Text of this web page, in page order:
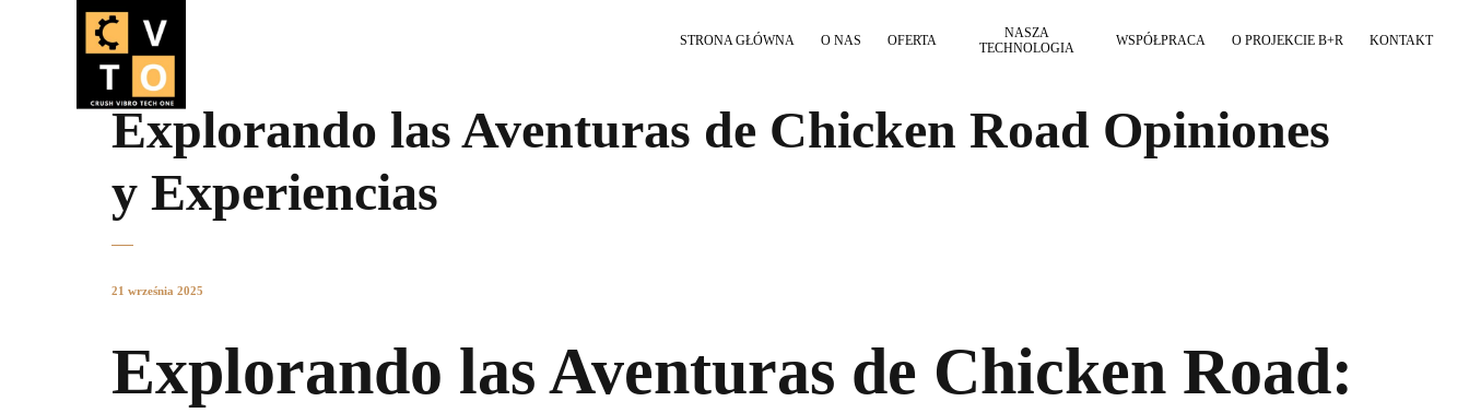
STRONA GŁÓWNA O NAS OFERTA
NASZA
TECHNOLOGIA
WSPÓŁPRACA O PROJEKCIE B+R KONTAKT
Explorando las Aventuras de Chicken Road Opiniones
y Experiencias
21 września 2025
Explorando las Aventuras de Chicken Road: